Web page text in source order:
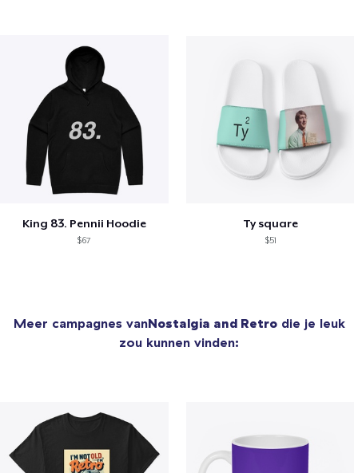
King 83. Pennii Hoodie
$67
Ty square
$51
Meer campagnes vanNostalgia and Retrodie je leuk
zou kunnen vinden: